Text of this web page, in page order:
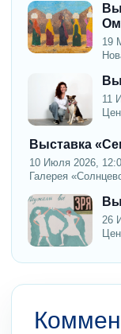
19
11
Выставка
10 Июля 2026,
Галерея
26